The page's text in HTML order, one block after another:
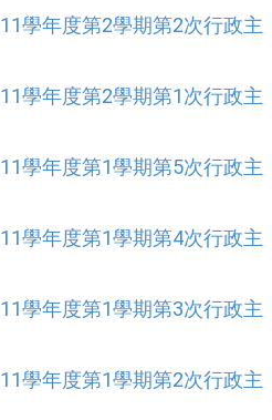
學年度第2學期第2次行政主
學年度第2學期第1次行政主
學年度第1學期第5次行政主
學年度第1學期第4次行政主
學年度第1學期第3次行政主
學年度第1學期第2次行政主